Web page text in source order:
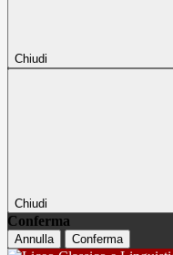
Chiudi
Chiudi
Conferma
Annulla Conferma